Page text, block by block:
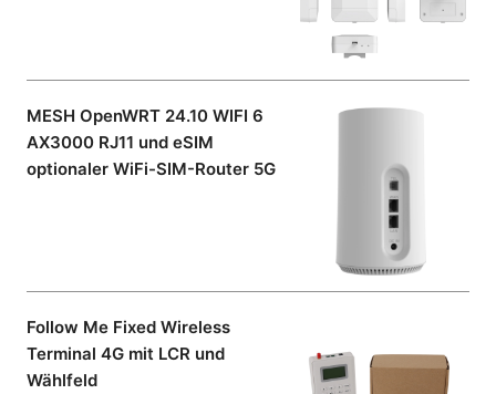
MESH OpenWRT 24.10 WIFI 6
AX3000 RJ11 und eSIM
optionaler WiFi-SIM-Router 5G
Follow Me Fixed Wireless
Terminal 4G mit LCR und
Wählfeld